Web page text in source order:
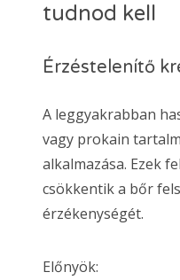
tudnod kell
Érzéstelenítő
A leggyakrabban
vagy prokain
alkalmazása. Ezek
csökkentik a bőr
érzékenységét.
Előnyök: